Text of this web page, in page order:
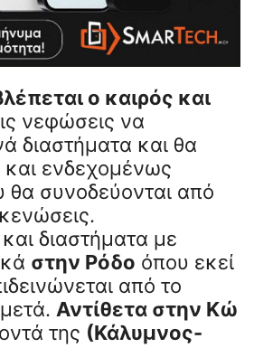
ο καιρός και
νεφώσεις να
διαστήματα και θα
και ενδεχομένως
θα συνοδεύονται από
διαστήματα με
στην Ρόδο όπου εκεί
από το
Αντίθετα στην Κώ
της (Κάλυμνος-